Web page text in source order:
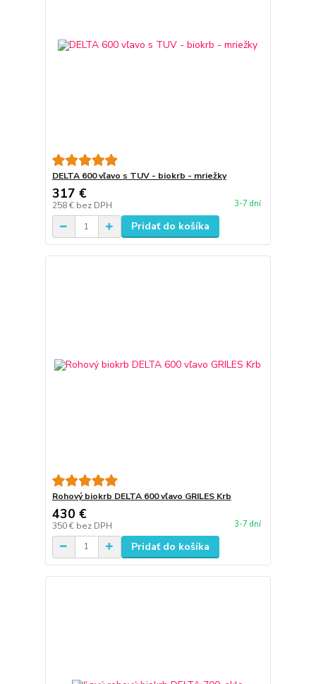
DELTA 600 vľavo s TUV - biokrb - mriežky
317 €
258 € bez DPH 3-7 dní
Pridať do košíka
Rohový biokrb DELTA 600 vľavo GRILES Krb
430 €
350 € bez DPH 3-7 dní
Pridať do košíka